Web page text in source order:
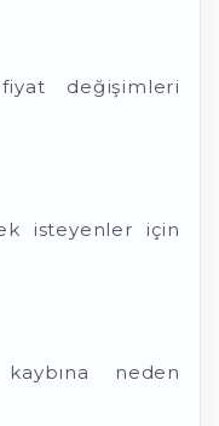
değişimleri
isteyenler için
neden